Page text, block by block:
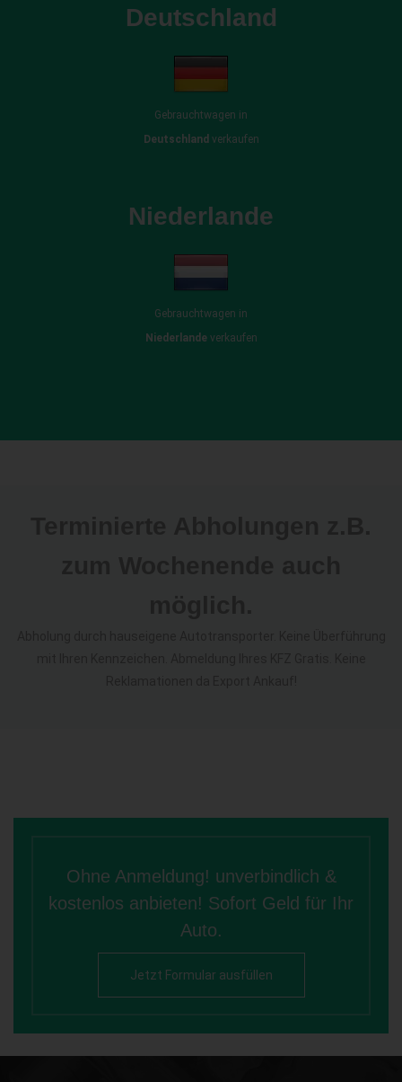
Deutschland
Gebrauchtwagen in
Deutschland verkaufen
Niederlande
Gebrauchtwagen in
Niederlandeverkaufen
Ohne Anmeldung! unverbindlich &
kostenlos anbieten! Sofort Geld für Ihr
Auto.
Jetzt Formular ausfüllen